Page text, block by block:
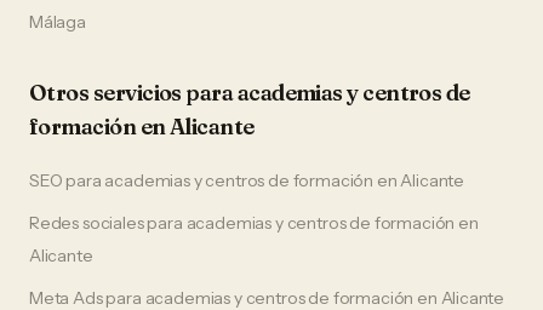
Málaga
Otros servicios paraacademias y centros de
formaciónenAlicante
SEO para academias y centros de formación enAlicante
Redes socialespara academias y centros de formación en
Alicante
Meta Adspara academias y centros de formación en Alicante